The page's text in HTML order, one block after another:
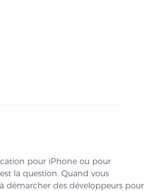
pour iPhone ou pour
la question. Quand vous
démarcher des développeurs pour